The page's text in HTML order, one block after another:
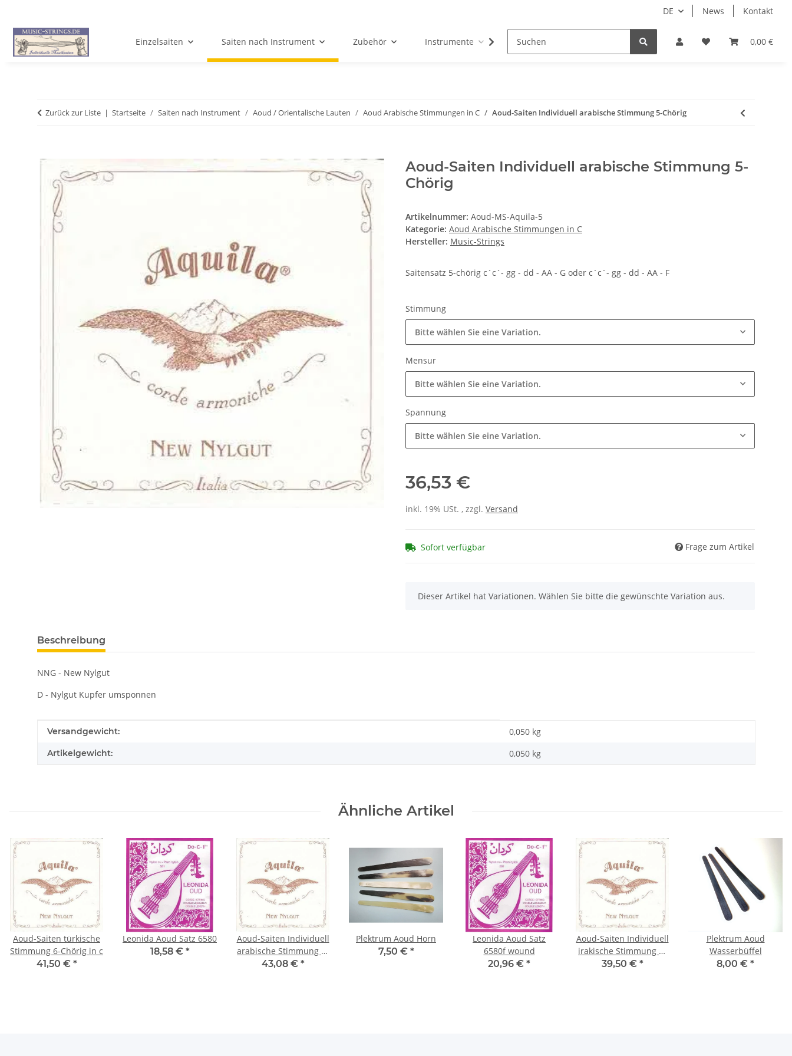
DE News Kontakt
0,00 €
Einzelsaiten Saiten nach Instrument Zubehör Instrumente Fundgrube
Zurück zur Liste Startseite Saiten nach Instrument Aoud / Orientalische Lauten Aoud Arabische Stimmungen in C Aoud-Saiten Individuell arabische Stimmung 5-Chörig
Aoud-Saiten Individuell arabische Stimmung 5-
Chörig
Artikelnummer: Aoud-MS-Aquila-5
Kategorie: Aoud Arabische Stimmungen in C
Hersteller: Music-Strings
Saitensatz 5-chörig c´c´- gg - dd - AA - G oder c´c´- gg - dd - AA - F
Stimmung
Bitte wählen Sie eine Variation.
Mensur
Bitte wählen Sie eine Variation.
Spannung
Bitte wählen Sie eine Variation.
36,53 €
inkl. 19% USt. , zzgl. Versand
Sofort verfügbar Frage zum Artikel
x
Dieser Artikel hat Variationen. Wählen Sie bitte die gewünschte Variation aus.
Beschreibung
NNG - New Nylgut
D - Nylgut Kupfer umsponnen
Produkteigenschaft
Wert
Versandgewicht: 0,050 kg
Artikelgewicht: 0,050 kg
Ähnliche Artikel
Aoud-Saiten türkische
Stimmung 6-Chörig in c
41,50 € *
Leonida Aoud Satz 6580
18,58 € *
Aoud-Saiten Individuell
arabische Stimmung 6-
Chörig
43,08 € *
Plektrum Aoud Horn
7,50 € *
Leonida Aoud Satz
6580f wound
20,96 € *
Aoud-Saiten Individuell
irakische Stimmung 6-
Chörig
39,50 € *
Plektrum Aoud
Wasserbüffel
8,00 € *